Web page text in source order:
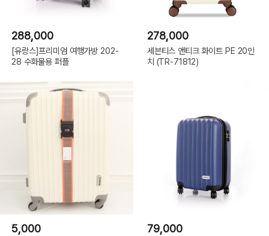
288,000
[유랑스]프리미엄 여행가방 202-
28 수화물용 퍼플
278,000
세븐티스 앤티크 화이트 PE 20인
치 (TR-71812)
5,000 79,000